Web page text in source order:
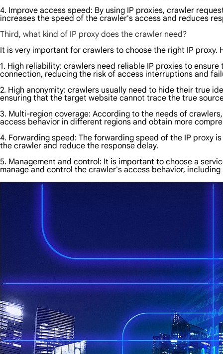
4. Improve access speed: By using IP proxies, crawler
increases the speed of the crawler's access and reduces
Third, what kind of IP proxy does the crawler need?
It is very important for crawlers to choose the right IP
1. High reliability: crawlers need reliable IP proxies to
connection, reducing the risk of access interruptions and
2. High anonymity: crawlers usually need to hide their true
ensuring that the target website cannot trace the true
3. Multi-region coverage: According to the needs of
access behavior in different regions and obtain more
4. Forwarding speed: The forwarding speed of the IP proxy
the crawler and reduce the response delay.
5. Management and control: It is important to choose a
manage and control the crawler's access behavior,